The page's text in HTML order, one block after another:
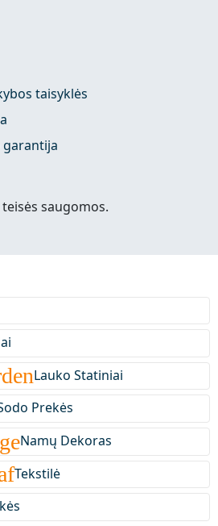
taisyklės
saugomos.
Lauko Statiniai
Prekės
Namų Dekoras
Tekstilė